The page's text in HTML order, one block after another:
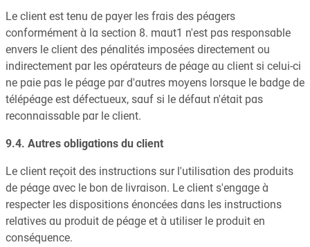
Le client est tenu de payer les frais des péagers
conformément à la section 8. maut1 n'est pas responsable
envers le client des pénalités imposées directement ou
indirectement par les opérateurs de péage au client si celui-ci
ne paie pas le péage par d'autres moyens lorsque le badge de
télépéage est défectueux, sauf si le défaut n'était pas
reconnaissable par le client.
9.4. Autres obligations du client
Le client reçoit des instructions sur l'utilisation des produits
de péage avec le bon de livraison. Le client s'engage à
respecter les dispositions énoncées dans les instructions
relatives au produit de péage et à utiliser le produit en
conséquence.